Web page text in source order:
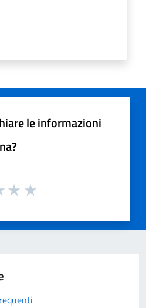
le informazioni